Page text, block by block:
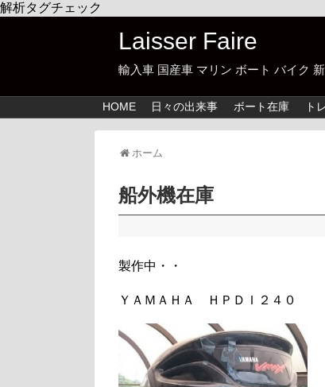
解析タグチェック
Laisser Faire
輸入車 国産車 マリン ボート バイ
HOME 日々の出来事 ボート在庫 ト
ホーム
船外機在庫
製作中・・
ＹＡＭＡＨＡ ＨＰＤＩ２４０